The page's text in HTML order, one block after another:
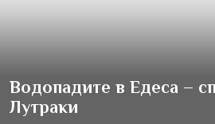
Водопадите в Едеса –
Лутраки